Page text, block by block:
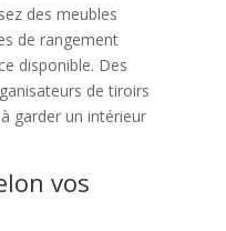
des meubles
de rangement
disponible. Des
de tiroirs
garder un intérieur
vos